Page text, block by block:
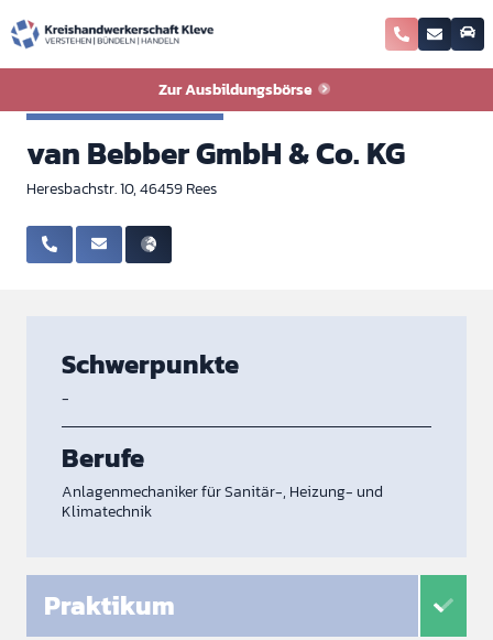
Zur Ausbildungsbörse
Zurück zur Ausbildungsbörse
Sanitär-Heizung-Klima
van Bebber GmbH & Co. KG
Heresbachstr. 10, 46459 Rees
Schwerpunkte
-
Berufe
Anlagenmechaniker für Sanitär-, Heizung- und
Klimatechnik
Praktikum